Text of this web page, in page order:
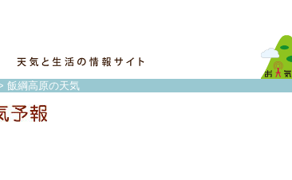
飯綱高原の天気